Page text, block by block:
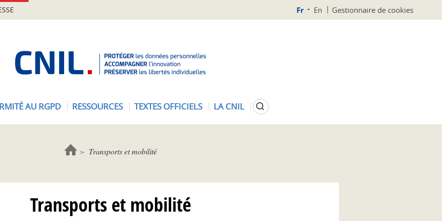
Fr En Gestionnaire de cookies
AU RGPD RESSOURCES TEXTES OFFICIELS LA CNIL Rechercher
Transports et mobilité
Transports et mobilité